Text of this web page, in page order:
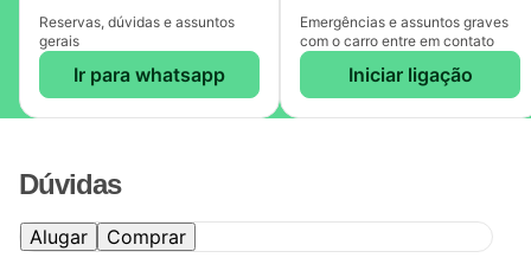
Reservas, dúvidas e assuntos
gerais
Ir para whatsapp
Emergências e assuntos graves
com o carro entre em contato
Iniciar ligação
Dúvidas
Alugar Comprar